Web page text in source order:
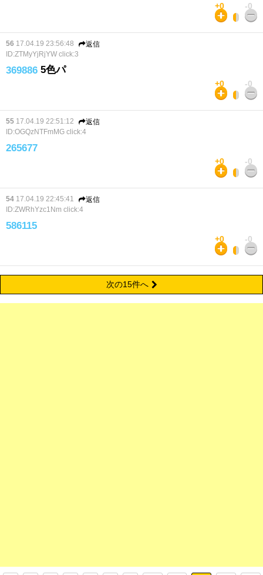
+0 -0
56 17.04.19 23:56:48
返信
ID:ZTMyYjRjYW click:3
369886 5色パ
+0 -0
55 17.04.19 22:51:12
返信
ID:OGQzNTFmMG click:4
265677
+0 -0
54 17.04.19 22:45:41
返信
ID:ZWRhYzc1Nm click:4
586115
+0 -0
次の15件へ